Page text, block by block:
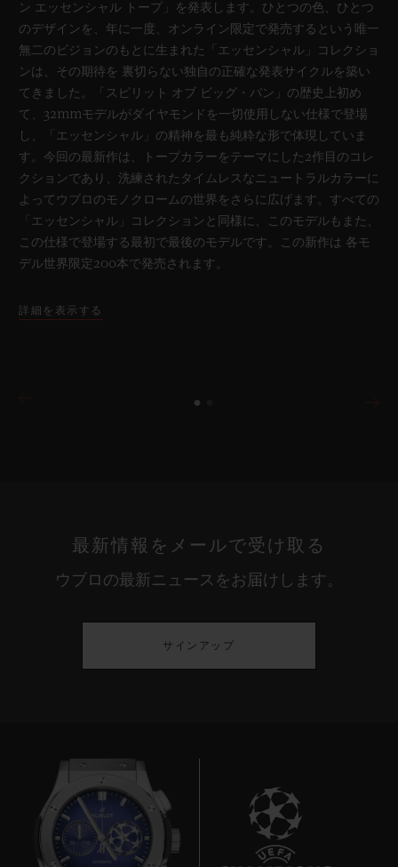
ン エッセンシャル トープ」を発表します。ひとつの色、ひとつ
のデザインを、年に一度、オンライン限定で発売するという唯一
無二のビジョンのもとに生まれた「エッセンシャル」コレクショ
ンは、その期待を 裏切らない独自の正確な発表サイクルを築い
てきました。「スピリット オブ ビッグ・バン」の歴史上初め
て、32mmモデルがダイヤモンドを一切使用しない仕様で登場
し、「エッセンシャル」の精神を最も純粋な形で体現していま
す。今回の最新作は、トープカラーをテーマにした2作目のコレ
クションであり、洗練されたタイムレスなニュートラルカラーに
よってウブロのモノクロームの世界をさらに広げます。すべての
「エッセンシャル」コレクションと同様に、このモデルもまた、
この仕様で登場する最初で最後のモデルです。この新作は 各モ
デル世界限定200本で発売されます。
詳細を表示する
最新情報をメールで受け取る
ウブロの最新ニュースをお届けします。
サインアップ